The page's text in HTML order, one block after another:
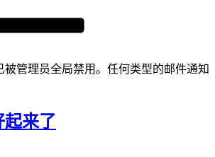
被管理员全局禁用。任何类型的邮件通知
起来了